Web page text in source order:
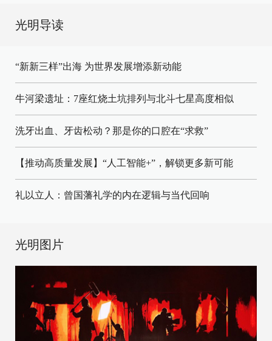
光明导读
“新新三样”出海 为世界发展增添新动能
牛河梁遗址：7座红烧土坑排列与北斗七星高度相似
洗牙出血、牙齿松动？那是你的口腔在“求救”
【推动高质量发展】“人工智能+”，解锁更多新可能
礼以立人：曾国藩礼学的内在逻辑与当代回响
光明图片